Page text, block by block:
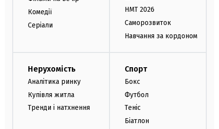
Комедії
Серіали
НМТ 2026
Саморозвиток
Навчання за кордоном
Нерухомість
Аналітика ринку
Купівля житла
Тренди і натхнення
Спорт
Бокс
Футбол
Теніс
Біатлон